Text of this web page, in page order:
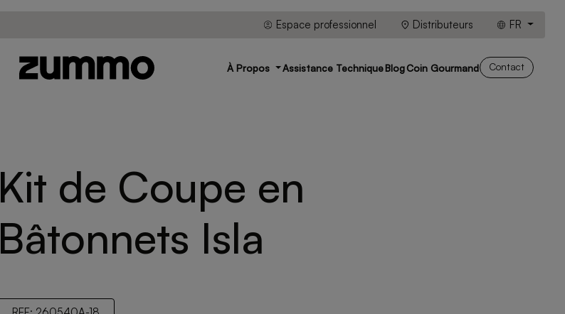
Espace professionnel Distributeurs FR
À Propos Assistance TechniqueBlogCoin Gourmand Contact
Kit de Coupe en
Bâtonnets Isla